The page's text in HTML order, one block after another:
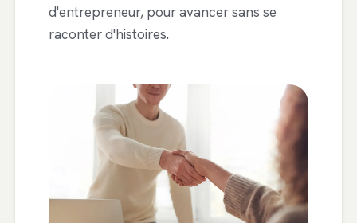
d'entrepreneur, pour avancer sans se
raconter d'histoires.